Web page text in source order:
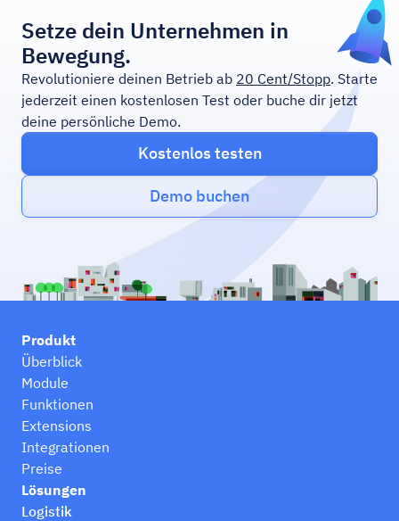
Setze dein Unternehmen in
Bewegung.
Revolutioniere deinen Betrieb ab 20 Cent/Stopp. Starte
jederzeit einen kostenlosen Test oder buche dir jetzt
deine persönliche Demo.
Kostenlos testen
Demo buchen
Produkt
Überblick
Module
Funktionen
Extensions
Integrationen
Preise
Lösungen
Logistik